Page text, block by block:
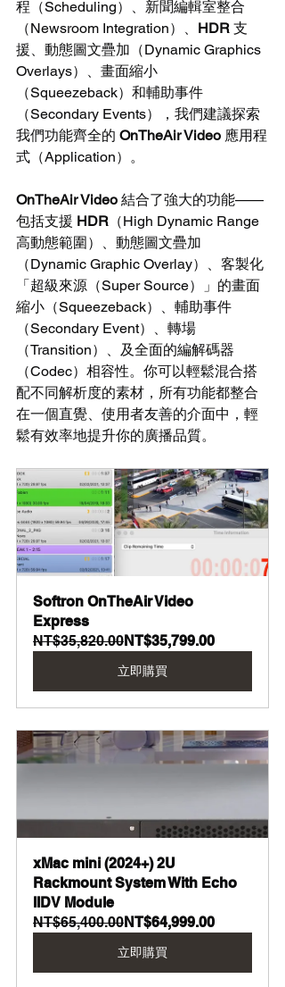
程（Scheduling）、新聞編輯室整合
（Newsroom Integration）、 HDR 支
援、動態圖文疊加（Dynamic Graphics
Overlays）、畫面縮小
（Squeezeback）和輔助事件
（Secondary Events），我們建議探索
我們功能齊全的 OnTheAir Video 應用程
式（Application）。
OnTheAir Video 結合了強大的功能——
包括支援 HDR （High Dynamic Range
高動態範圍）、動態圖文疊加
（Dynamic Graphic Overlay）、客製化
「超級來源（Super Source）」的畫面
縮小（Squeezeback）、輔助事件
（Secondary Event）、轉場
（Transition）、及全面的編解碼器
（Codec）相容性。你可以輕鬆混合搭
配不同解析度的素材，所有功能都整合
在一個直覺、使用者友善的介面中，輕
鬆有效率地提升你的廣播品質。
Softron OnTheAir Video
Express
NT$35,820.00NT$35,799.00
立即購買
xMac mini (2024+) 2U
Rackmount System With Echo
IIDV Module
NT$65,400.00NT$64,999.00
立即購買